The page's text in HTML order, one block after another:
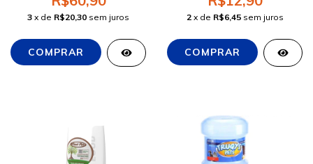
3 x de R$20,30 sem juros 2 x de R$6,45 sem juros